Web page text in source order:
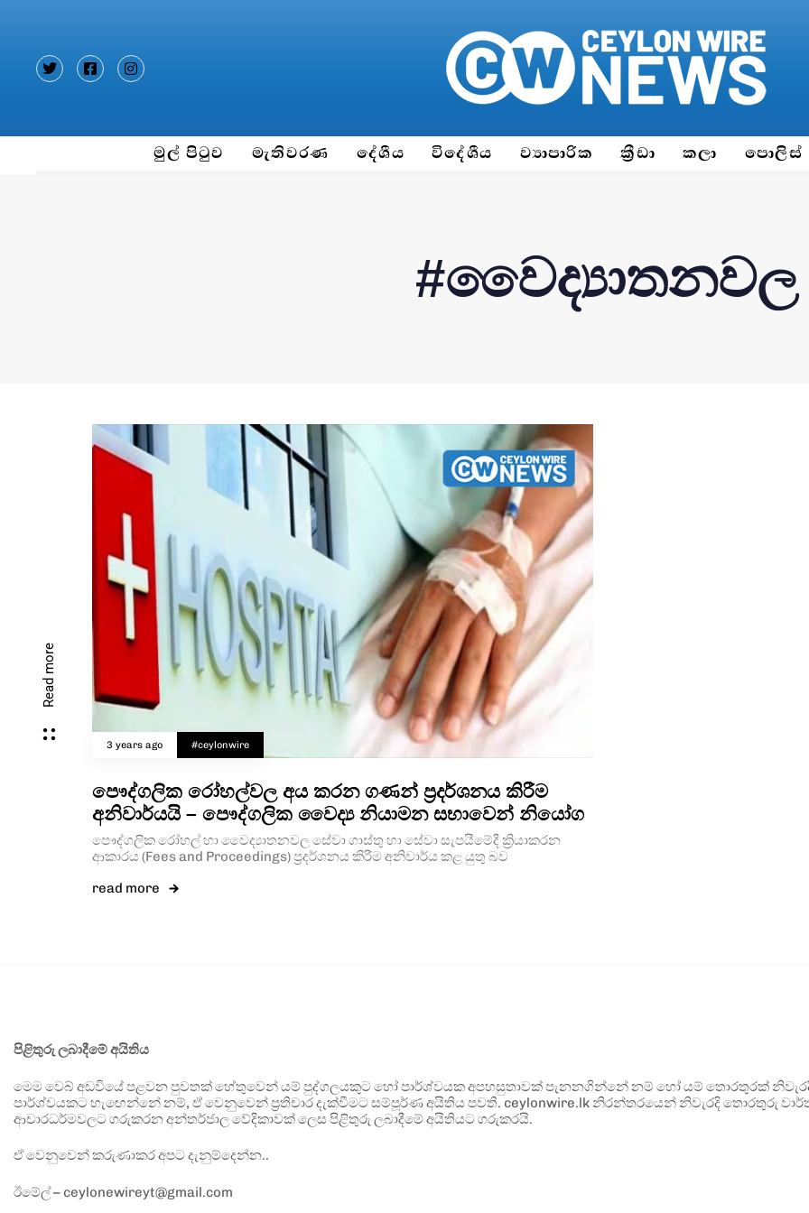
මුල් පිටුව මැතිවරණ දේශීය විදේශීය ව්‍යාපාරික ක්‍රීඩා කලා පොලිස්
Read more
#වෛද්‍යාතනවල
3 years ago #ceylonwire
පෞද්ගලික රෝහල්වල අය කරන ගණන් ප්‍රදර්ශනය කිරීම
අනිවාර්යයි – පෞද්ගලික වෛද්‍ය නියාමන සභාවෙන් නියෝග
පෞද්ගලික රෝහල් හා වෛද්‍යාතනවල සේවා ගාස්තු හා සේවා සැපයීමේදී ක්‍රියාකරන
ආකාරය (Fees and Proceedings) ප්‍රදර්ශනය කිරීම අනිවාර්ය කළ යුතු බව
read more
පිළිතුරු ලබාදීමේ අයිතිය
මෙම වෙබ් අඩවියේ පළවන පුවතක් හේතුවෙන් යම් පුද්ගලයකුට හෝ පාර්ශ්වයක අපහසුතාවක් පැනනගින්නේ නම් හෝ යම් තොරතුරක්
පාර්ශ්වයකට හැඟෙන්නේ නම්, ඒ වෙනුවෙන් ප්‍රතිචාර දැක්වීමට සම්පූර්ණ අයිතිය පවතී. ceylonwire.lk නිරන්තරයෙන් නිවැරදි තොරතුරු
ආචාරධර්මවලට ගරුකරන අන්තර්ජාල වේදිකාවක් ලෙස පිළිතුරු ලබාදීමේ අයිතියට ගරුකරයි.
ඒ වෙනුවෙන් කරුණාකර අපට දැනුම්දෙන්න..
ඊමේල් – ceylonewireyt@gmail.com